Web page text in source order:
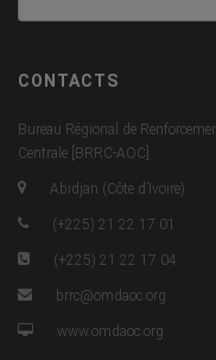
CONTACTS
Bureau Régional de
Centrale [BRRC-AOC]
Abidjan (Côte d’Ivoire)
(+225) 21 22 17 01
(+225) 21 22 17 04
brrc@omdaoc.org
www.omdaoc.org